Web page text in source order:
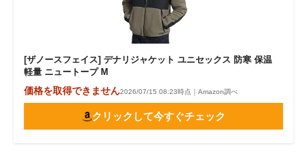
[ザノースフェイス] デナリジャケット ユニセックス 防寒 保温
軽量 ニュートープ M
価格を取得できません2026/07/15 08:23時点｜Amazon調べ
クリックして今すぐチェック